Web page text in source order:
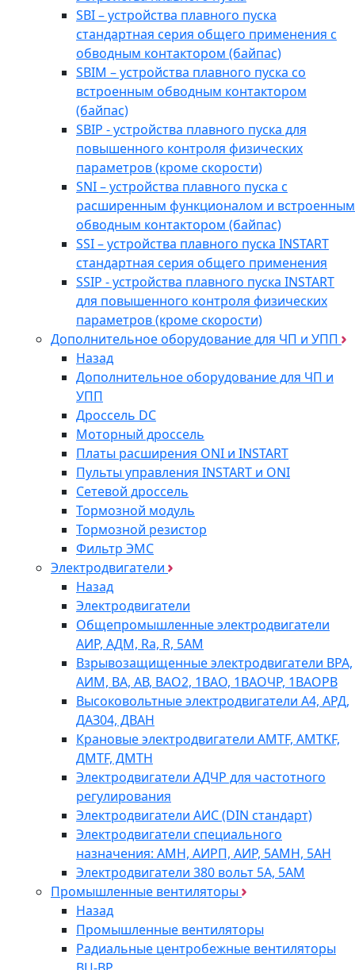
SBI – устройства плавного пуска
стандартная серия общего применения с
обводным контактором (байпас)
SBIM – устройства плавного пуска со
встроенным обводным контактором
(байпас)
SBIP - устройства плавного пуска для
повышенного контроля физических
параметров (кроме скорости)
SNI – устройства плавного пуска с
расширенным функционалом и встроенным
обводным контактором (байпас)
SSI – устройства плавного пуска INSTART
стандартная серия общего применения
SSIP - устройства плавного пуска INSTART
для повышенного контроля физических
параметров (кроме скорости)
Дополнительное оборудование для ЧП и УПП
Назад
Дополнительное оборудование для ЧП и
УПП
Дроссель DC
Моторный дроссель
Платы расширения ONI и INSTART
Пульты управления INSTART и ONI
Сетевой дроссель
Тормозной модуль
Тормозной резистор
Фильтр ЭМС
Электродвигатели
Назад
Электродвигатели
Общепромышленные электродвигатели
АИР, АДМ, Ra, R, 5AM
Взрывозащищенные электродвигатели ВРА,
АИМ, ВА, АВ, ВАO2, 1ВАО, 1ВАОЧР, 1ВАОРВ
Высоковольтные электродвигатели A4, АРД,
ДАЗ04, ДВАН
Крановые электродвигатели AMTF, AMTKF,
ДMTF, ДМТН
Электродвигатели АДЧР для частотного
регулирования
Электродвигатели АИС (DIN стандарт)
Электродвигатели специального
назначения: АМН, АИРП, АИР, 5АМН, 5АН
Электродвигатели 380 вольт 5А, 5АМ
Промышленные вентиляторы
Назад
Промышленные вентиляторы
Радиальные центробежные вентиляторы